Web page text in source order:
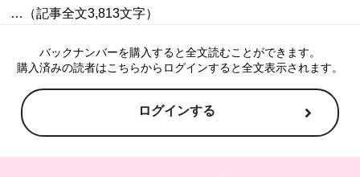
バックナンバーを購入すると全文読むことができます。
購入済みの読者はこちらからログインすると全文表示されます。
ログインする